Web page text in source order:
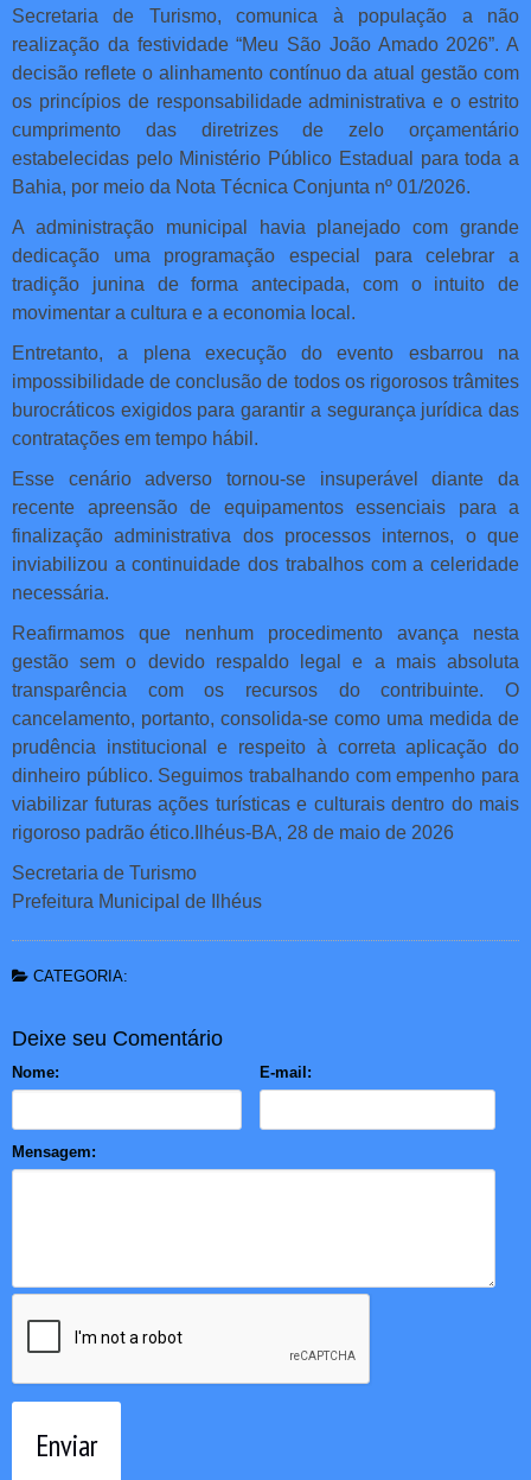
Secretaria de Turismo, comunica à população a não
realização da festividade “Meu São João Amado 2026”. A
decisão reflete o alinhamento contínuo da atual gestão com
os princípios de responsabilidade administrativa e o estrito
cumprimento das diretrizes de zelo orçamentário
estabelecidas pelo Ministério Público Estadual para toda a
Bahia, por meio da Nota Técnica Conjunta nº 01/2026.
A administração municipal havia planejado com grande
dedicação uma programação especial para celebrar a
tradição junina de forma antecipada, com o intuito de
movimentar a cultura e a economia local.
Entretanto, a plena execução do evento esbarrou na
impossibilidade de conclusão de todos os rigorosos trâmites
burocráticos exigidos para garantir a segurança jurídica das
contratações em tempo hábil.
Esse cenário adverso tornou-se insuperável diante da
recente apreensão de equipamentos essenciais para a
finalização administrativa dos processos internos, o que
inviabilizou a continuidade dos trabalhos com a celeridade
necessária.
Reafirmamos que nenhum procedimento avança nesta
gestão sem o devido respaldo legal e a mais absoluta
transparência com os recursos do contribuinte. O
cancelamento, portanto, consolida-se como uma medida de
prudência institucional e respeito à correta aplicação do
dinheiro público. Seguimos trabalhando com empenho para
viabilizar futuras ações turísticas e culturais dentro do mais
rigoroso padrão ético.Ilhéus-BA, 28 de maio de 2026
Secretaria de Turismo
Prefeitura Municipal de Ilhéus
CATEGORIA:
Deixe seu Comentário
Nome: E-mail:
Mensagem:
Enviar